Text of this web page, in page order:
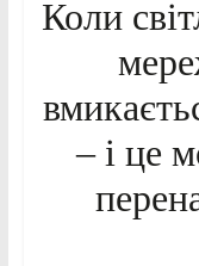
Коли
– і це